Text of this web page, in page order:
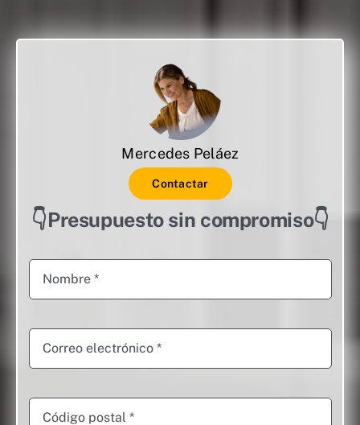
Mercedes Peláez
Contactar
👇Presupuesto sin compromiso👇